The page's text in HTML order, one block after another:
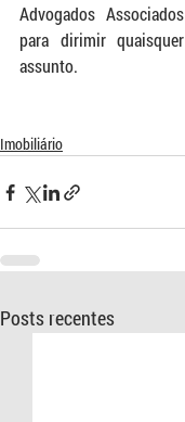
Advogados
para dirimir
assunto.
Imobiliário
Posts recentes